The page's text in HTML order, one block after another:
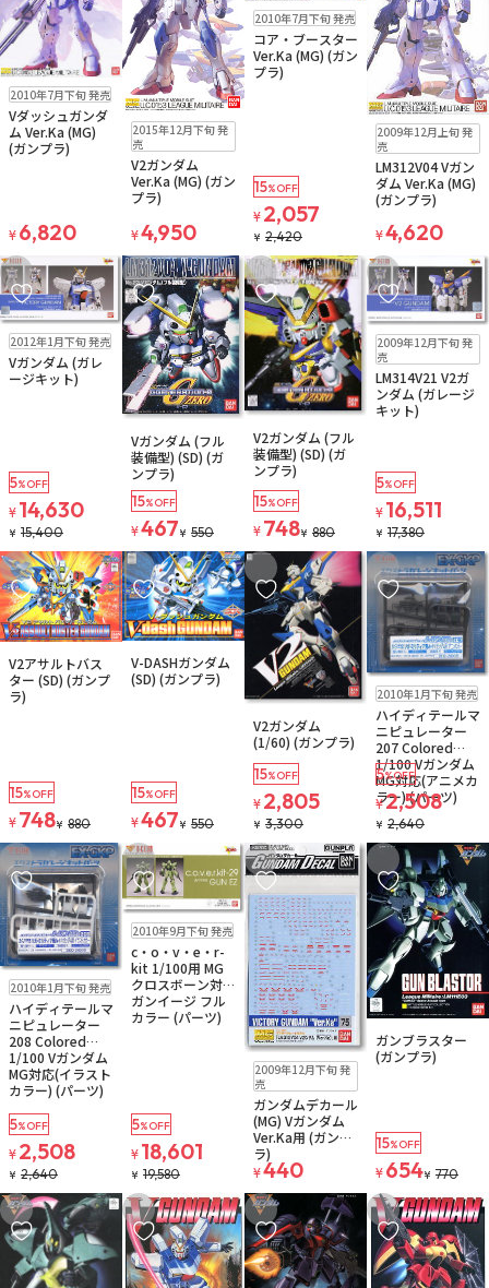
在庫なし
注文再開メール
2010年7月下旬 発売
Vダッシュガンダ
ム Ver.Ka (MG)
(ガンプラ)
¥ 6,820
在庫なし
注文再開メール
2015年12月下旬 発
売
V2ガンダム
Ver.Ka (MG) (ガン
プラ)
¥4,950
在庫なし
注文再開メール
2010年7月下旬 発売
コア・ブースター
Ver.Ka (MG) (ガン
プラ)
15%OFF
¥ 2,057
¥ 2,420
在庫なし
注文再開メール
2009年12月上旬 発
売
LM312V04 Vガン
ダム Ver.Ka (MG)
(ガンプラ)
¥4,620
お気に入りに追加
在庫なし
2012年1月下旬 発売
Vガンダム (ガレ
ージキット)
5%OFF
¥ 14,630
¥ 15,400
お気に入りに追加
注文再開メール
Vガンダム (フル
装備型) (SD) (ガ
ンプラ)
15%OFF
¥467¥ 550
お気に入りに追加
注文再開メール
V2ガンダム (フル
装備型) (SD) (ガ
ンプラ)
15%OFF
¥ 748¥ 880
お気に入りに
在庫なし
2009年12月下旬 発
売
LM314V21 V2ガ
ンダム (ガレージ
キット)
5%OFF
¥ 16,511
¥ 17,380
お気に入りに追加
V2アサルトバス
ター (SD) (ガンプ
ラ)
15%OFF
¥ 748¥ 880
お気に入りに追加
V-DASHガンダム
(SD) (ガンプラ)
15%OFF
¥467¥ 550
お気に入りに追加
注文再開メール
V2ガンダム
(1/60) (ガンプラ)
15%OFF
¥ 2,805
¥ 3,300
お気に入りに
在庫なし
2010年1月下旬 発売
ハイディテールマ
ニピュレーター
207 Colored
1/100 Vガンダム
MG対応(アニメカ
ラー) (パーツ)
5%OFF
¥2,508
¥ 2,640
お気に入りに追加
在庫なし
2010年1月下旬 発売
ハイディテールマ
ニピュレーター
208 Colored
1/100 Vガンダム
MG対応(イラスト
カラー) (パーツ)
5%OFF
¥ 2,508
¥ 2,640
お気に入りに追加
在庫なし
2010年9月下旬 発売
c・o・v・e・r-
kit 1/100用 MG
クロスボーン対応
ガンイージ フル
カラー (パーツ)
5%OFF
¥ 18,601
¥ 19,580
お気に入りに追加
在庫なしゆうパケット
注文再開メール
2009年12月下旬 発
売
ガンダムデカール
(MG) Vガンダム
Ver.Ka用 (ガンプ
ラ)
¥440
お気に入りに
注文再開メール
ガンブラスター
(ガンプラ)
15%OFF
¥ 654¥ 770
お気に入りに追加お気に入りに追加お気に入りに追加お気に入りに